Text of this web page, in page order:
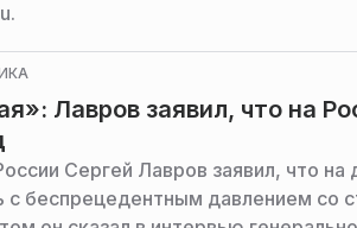
Лавров заявил, что на
Сергей Лавров заявил, что на
с беспрецедентным давлением со